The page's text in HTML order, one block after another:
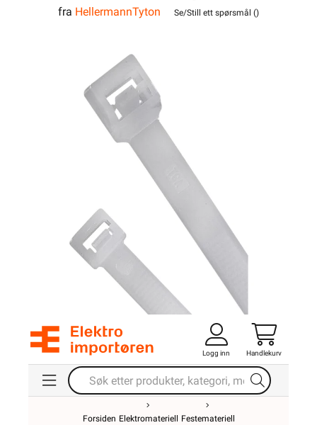
Naturell 144x2,5mm
fra HellermannTyton Se/Still ett spørsmål ()
Logg inn Handlekurv
Forsiden Elektromateriell Festemateriell